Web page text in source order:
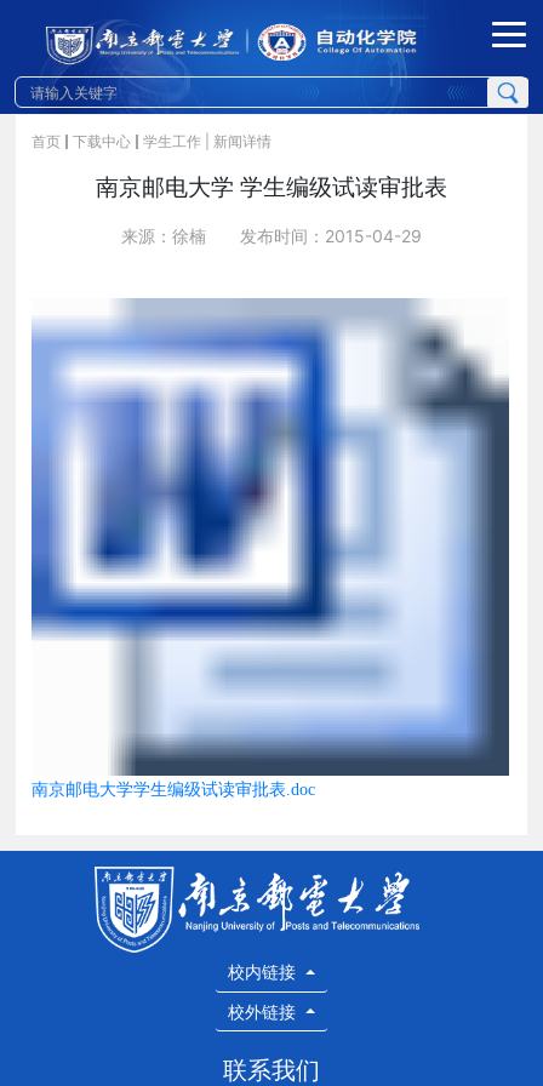
首页 下载中心 学生工作 | 新闻详情
南京邮电大学 学生编级试读审批表
来源：徐楠 发布时间：2015-04-29
南京邮电大学学生编级试读审批表.doc
校内链接
校外链接
联系我们